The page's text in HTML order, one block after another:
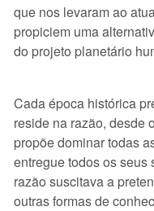
que nos levaram ao
propiciem uma
do projeto planetário
Cada época histórica
reside na razão, desde
propõe dominar todas
entregue todos os
razão suscitava a
outras formas de